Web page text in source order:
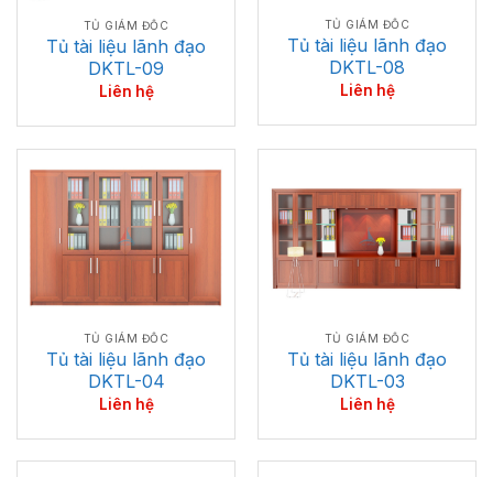
TỦ GIÁM ĐỐC
Tủ tài liệu lãnh đạo
DKTL-09
Liên hệ
TỦ GIÁM ĐỐC
Tủ tài liệu lãnh đạo
DKTL-08
Liên hệ
TỦ GIÁM ĐỐC
Tủ tài liệu lãnh đạo
DKTL-04
Liên hệ
TỦ GIÁM ĐỐC
Tủ tài liệu lãnh đạo
DKTL-03
Liên hệ